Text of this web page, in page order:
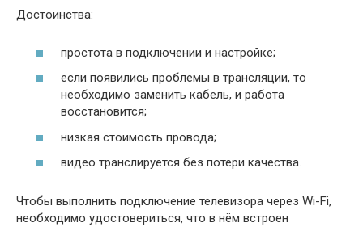
Достоинства:
простота в подключении и настройке;
если появились проблемы в трансляции, то
необходимо заменить кабель, и работа
восстановится;
низкая стоимость провода;
видео транслируется без потери качества.
Чтобы выполнить подключение телевизора через Wi-Fi,
необходимо удостовериться, что в нём встроен